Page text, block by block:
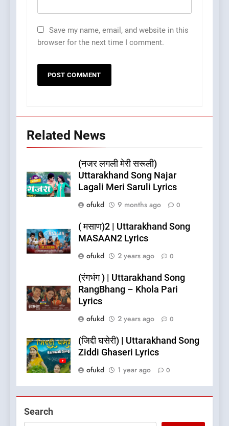
Save my name, email, and website in this
browser for the next time I comment.
Related News
(नजर लगली मेरी सरूली)
Uttarakhand Song Najar
Lagali Meri Saruli Lyrics
ofukd
9 months ago 0
( मसाण)2 | Uttarakhand Song
MASAAN2 Lyrics
ofukd
2 years ago 0
(रंगभंग ) | Uttarakhand Song
RangBhang – Khola Pari
Lyrics
ofukd
2 years ago 0
(जिद्दी घसेरी) | Uttarakhand Song
Ziddi Ghaseri Lyrics
ofukd
1 year ago 0
Search